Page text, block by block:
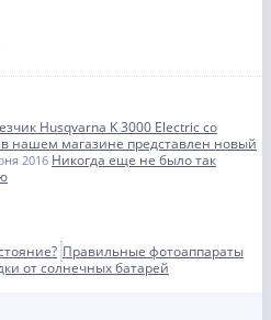
Husqvarna K 3000 Electric со
в нашем магазине представлен новый
2016 Никогда еще не было так
Правильные фотоаппараты
от солнечных батарей